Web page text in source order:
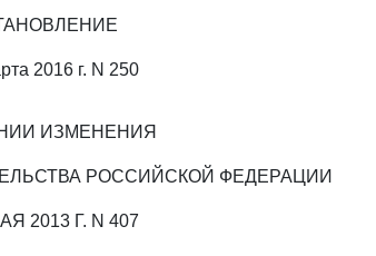
2016 г. N 250
ИЗМЕНЕНИЯ
РОССИЙСКОЙ ФЕДЕРАЦИИ
2013 Г. N 407